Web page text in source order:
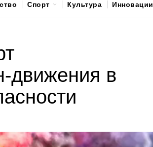
Спорт Культура Инновации
движения в